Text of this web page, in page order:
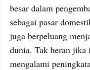
besar dalam
sebagai pasar
juga berpeluang
dunia. Tak heran jika
mengalami